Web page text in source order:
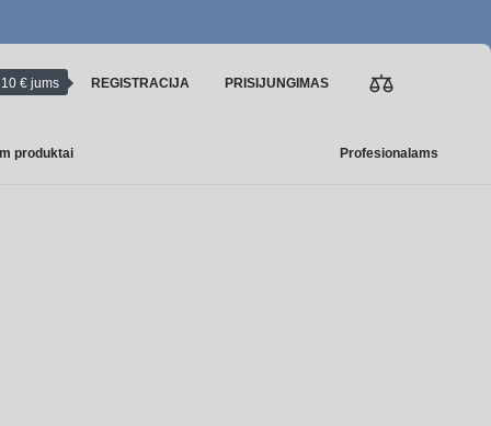
10 € jums REGISTRACIJA PRISIJUNGIMAS
produktai Profesionalams